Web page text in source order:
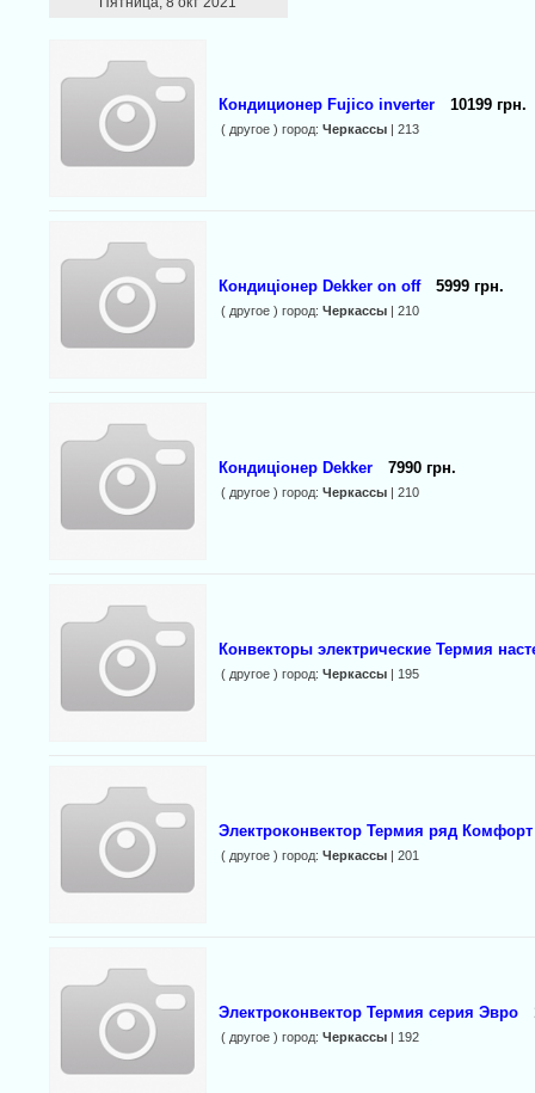
Кондиционер Fujico inverter 10199 грн.
( другое ) город: Черкассы| 213
Кондиціонер Dekker on off 5999 грн.
( другое ) город: Черкассы| 210
Кондиціонер Dekker 7990 грн.
( другое ) город: Черкассы| 210
Конвекторы электрические Термия
( другое ) город: Черкассы| 195
Электроконвектор Термия ряд Комфорт
( другое ) город: Черкассы| 201
Электроконвектор Термия серия Эвро
( другое ) город: Черкассы| 192